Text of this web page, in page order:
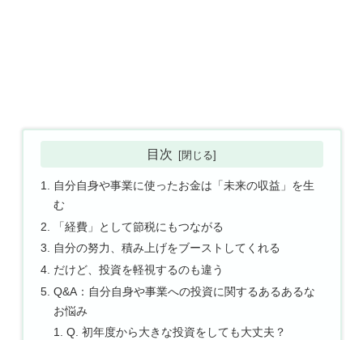
目次
自分自身や事業に使ったお金は「未来の収益」を生
む
「経費」として節税にもつながる
自分の努力、積み上げをブーストしてくれる
だけど、投資を軽視するのも違う
Q&A：自分自身や事業への投資に関するあるあるな
お悩み
Q. 初年度から大きな投資をしても大丈夫？